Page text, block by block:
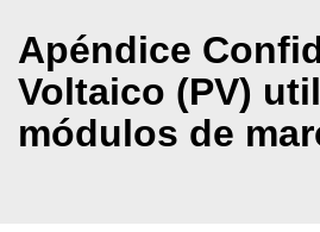
Apéndice
Voltaico (PV)
módulos de